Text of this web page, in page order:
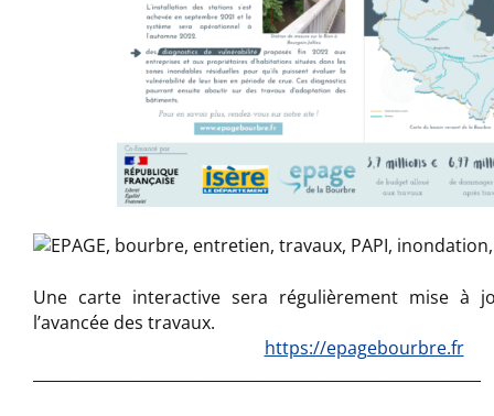
Une carte interactive sera régulièrement mise à
l’avancée des travaux.
https://epagebourbre.fr